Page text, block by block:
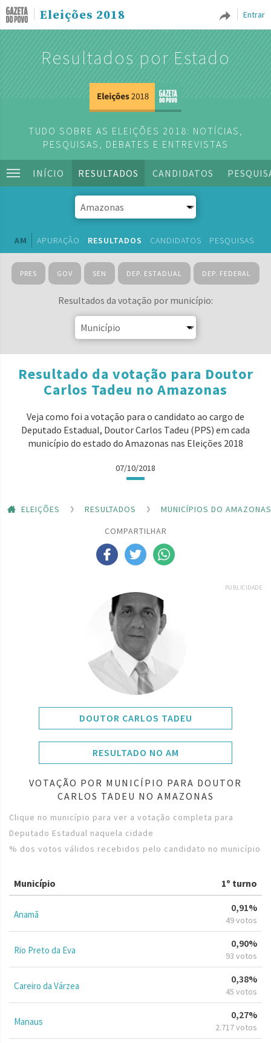
Entrar
Eleições 2018
Resultados por Estado
TUDO SOBRE AS ELEIÇÕES 2018: NOTÍCIAS,
PESQUISAS, DEBATES E ENTREVISTAS
INÍCIO RESULTADOS CANDIDATOS
AM APURAÇÃO RESULTADOS CANDIDATOS PESQUISAS
PRES GOV SEN DEP. ESTADUAL DEP. FEDERAL
Resultados da votação por município:
Resultado da votação para Doutor
Carlos Tadeu no Amazonas
Veja como foi a votação para o candidato ao cargo de
Deputado Estadual, Doutor Carlos Tadeu (PPS) em cada
município do estado do Amazonas nas Eleições 2018
07/10/2018
ELEIÇÕES RESULTADOS
MUNICÍPIOS DO AMAZONAS
COMPARTILHAR
PUBLICIDADE
DOUTOR CARLOS TADEU
RESULTADO NO AM
VOTAÇÃO POR MUNICÍPIO PARA DOUTOR
CARLOS TADEU NO AMAZONAS
Clique no município para ver a votação completa para
Deputado Estadual naquela cidade
% dos votos válidos recebidos pelo candidato no município
Município 1º turno
Anamã
0,91%
49 votos
Rio Preto da Eva
0,90%
93 votos
Careiro da Várzea
0,38%
45 votos
Manaus
0,27%
2.717 votos